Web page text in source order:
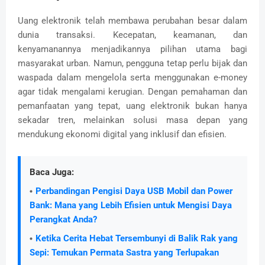
Uang elektronik telah membawa perubahan besar dalam
dunia transaksi. Kecepatan, keamanan, dan
kenyamanannya menjadikannya pilihan utama bagi
masyarakat urban. Namun, pengguna tetap perlu bijak dan
waspada dalam mengelola serta menggunakan e-money
agar tidak mengalami kerugian. Dengan pemahaman dan
pemanfaatan yang tepat, uang elektronik bukan hanya
sekadar tren, melainkan solusi masa depan yang
mendukung ekonomi digital yang inklusif dan efisien.
Baca Juga:
Perbandingan Pengisi Daya USB Mobil dan Power
Bank: Mana yang Lebih Efisien untuk Mengisi Daya
Perangkat Anda?
Ketika Cerita Hebat Tersembunyi di Balik Rak yang
Sepi: Temukan Permata Sastra yang Terlupakan